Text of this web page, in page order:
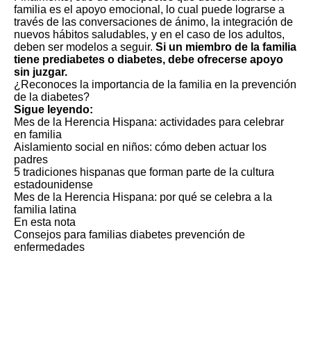
familia es el apoyo emocional, lo cual puede lograrse a
través de las conversaciones de ánimo, la integración de
nuevos hábitos saludables, y en el caso de los adultos,
deben ser modelos a seguir. Si un miembro de la familia
tiene prediabetes o diabetes, debe ofrecerse apoyo
sin juzgar.
¿Reconoces la importancia de la familia en la prevención
de la diabetes?
Sigue leyendo:
Mes de la Herencia Hispana: actividades para celebrar
en familia
Aislamiento social en niños: cómo deben actuar los
padres
5 tradiciones hispanas que forman parte de la cultura
estadounidense
Mes de la Herencia Hispana: por qué se celebra a la
familia latina
En esta nota
Consejos para familias diabetes prevención de
enfermedades